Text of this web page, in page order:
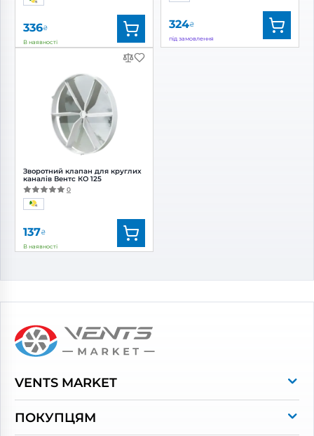
336₴
В наявності
Вентс
Артикул: 0687826735
Діаметр:
120 мм
Зворотний клапан для круглих
каналів Вентс КО 125
0
137₴
В наявності
Артикул:0000227664
Діаметр:
125 мм
324₴
під замовлення
VENTS MARKET
ПОКУПЦЯМ